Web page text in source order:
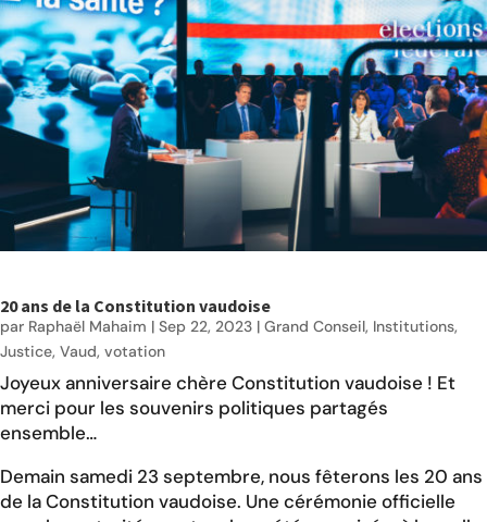
20 ans de la Constitution vaudoise
par Raphaël Mahaim | Sep 22, 2023 | Grand Conseil, Institutions,
Justice, Vaud, votation
Joyeux anniversaire chère Constitution vaudoise ! Et
merci pour les souvenirs politiques partagés
ensemble…
Demain samedi 23 septembre, nous fêterons les 20 ans
de la Constitution vaudoise. Une cérémonie officielle